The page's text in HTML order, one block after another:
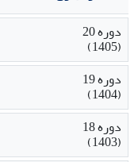
دوره 20
(1405)
دوره 19
(1404)
دوره 18
(1403)